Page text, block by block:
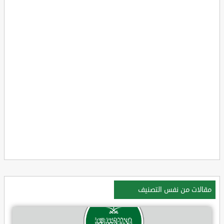
مقالات من نفس التصنيف